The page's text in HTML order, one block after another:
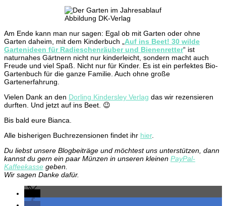
Abbildung DK-Verlag
Am Ende kann man nur sagen: Egal ob mit Garten oder ohne
Garten daheim, mit dem Kinderbuch „Auf ins Beet! 30 wilde
Gartenideen für Radieschenräuber und Bienenretter“ ist
naturnahes Gärtnern nicht nur kinderleicht, sondern macht auch
Freude und viel Spaß. Nicht nur für Kinder. Es ist ein perfektes Bio-
Gartenbuch für die ganze Familie. Auch ohne große
Gartenerfahrung.
Vielen Dank an den Dorling Kindersley Verlag das wir rezensieren
durften. Und jetzt auf ins Beet. 😉
Bis bald eure Bianca.
Alle bisherigen Buchrezensionen findet ihr hier.
Du liebst unsere Blogbeiträge und möchtest uns unterstützen, dann
kannst du gern ein paar Münzen in unseren kleinen PayPal-
Kaffeekasse geben.
Wir sagen Danke dafür.